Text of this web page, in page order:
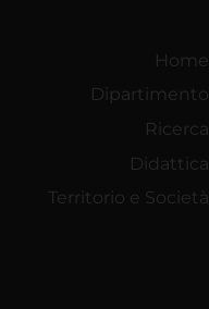
Home
Dipartimento
Ricerca
Didattica
Territorio e Società